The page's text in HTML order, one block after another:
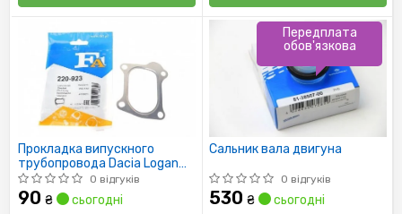
Прокладка випускного
трубопровода Dacia Logan
1.5 Dci 06-/Renault Magane II
1.5 Dci 03-
0 відгуків
90 ₴ сьогодні
Сальник вала двигуна
0 відгуків
530 ₴ сьогодні
Передплата
обов'язкова